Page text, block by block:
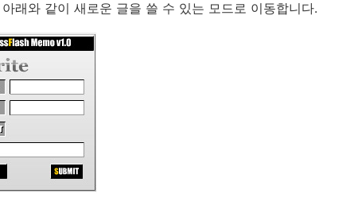
래와 같이 새로운 글을 쓸 수 있는 모드로 이동합니다.